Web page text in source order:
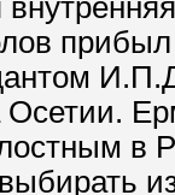
прибыл
Осетии.
в